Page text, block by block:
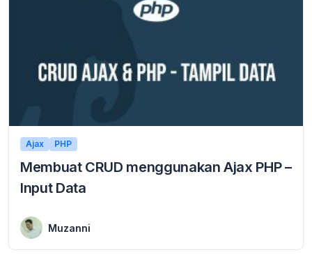
Ajax PHP
Membuat CRUD menggunakan Ajax PHP –
Input Data
Muzanni